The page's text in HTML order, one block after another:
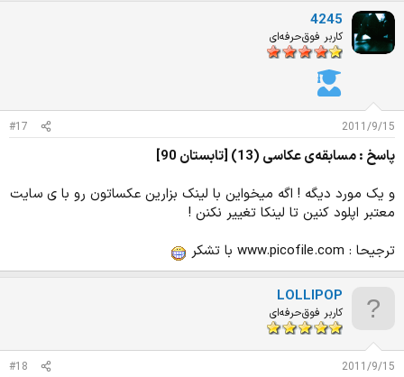
4245
کاربر فوق‌حرفه‌ای
2011/9/15
#17
پاسخ : مسابقه‌ی عکاسی (13) [تابستان 90]
و یک مورد دیگه ! اگه میخواین با لینک بزارین عکساتون رو با ی سایت
معتبر اپلود کنین تا لینکا تغییر نکنن !
ترجیحا : www.picofile.com با تشکر
LOLLIPOP
کاربر فوق‌حرفه‌ای
2011/9/15
#18